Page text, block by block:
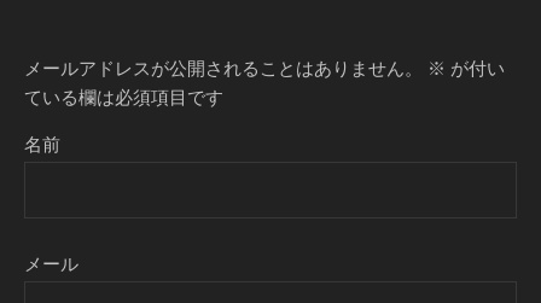
メールアドレスが公開されることはありません。 ※ が付い
ている欄は必須項目です
名前
メール